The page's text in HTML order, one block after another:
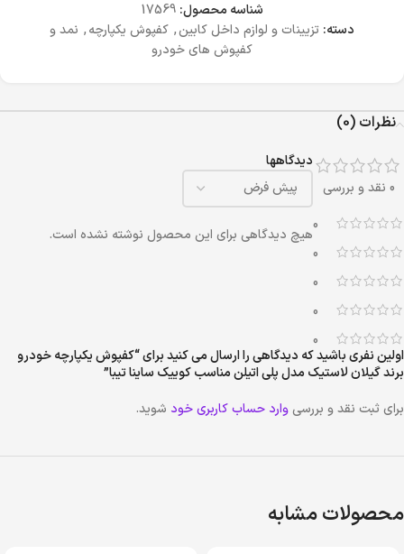
شناسه محصول: 17569
دسته: تزیینات و لوازم داخل کابین, کفپوش یکپارچه, نمد و
کفپوش های خودرو
نظرات (0)
0 نقد و بررسی
0
0
0
0
0
دیدگاهها
هیچ دیدگاهی برای این محصول نوشته نشده است.
اولین نفری باشید که دیدگاهی را ارسال می کنید برای “کفپوش یکپارچه خودرو
برند گیلان لاستیک مدل پلی اتیلن مناسب کوییک ساینا تیبا”
برای ثبت نقد و بررسی وارد حساب کاربری خود شوید.
محصولات مشابه